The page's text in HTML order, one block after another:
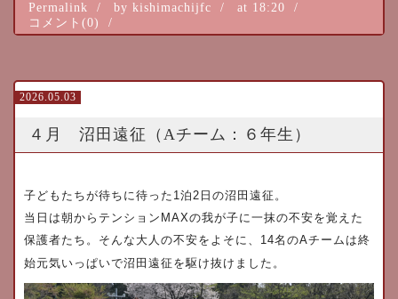
Permalink by kishimachijfc
at 18:20
コメント(0)
2026.05.03
４月 沼田遠征（Aチーム：６年生）
子どもたちが待ちに待った 1泊2 日の沼田遠征。
当日は朝からテンション MAXの我が子に一抹の不安を覚えた
保護者たち。そんな大人の不安をよそに、 14名のAチームは終
始元気いっぱいで沼田遠征を駆け抜けました。